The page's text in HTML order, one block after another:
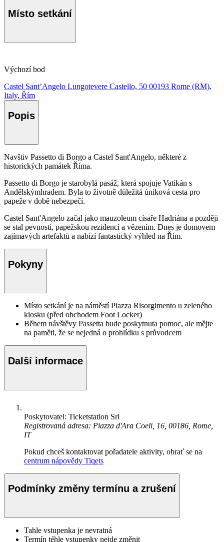
Místo setkání
Výchozí bod
Castel Sant’Angelo Lungotevere Castello, 50 00193 Rome (RM),
Italy, Řím
Popis
Navštiv Passetto di Borgo a Castel Sant'Angelo, některé z
historických památek Říma.
Passetto di Borgo je starobylá pasáž, která spojuje Vatikán s
Andělskýmhradem. Byla to životně důležitá úniková cesta pro
papeže v době nebezpečí.
Castel Sant'Angelo začal jako mauzoleum císaře Hadriána a později
se stal pevností, papežskou rezidencí a vězením. Dnes je domovem
zajímavých artefaktů a nabízí fantastický výhled na Řím.
Pokyny
Místo setkání je na náměstí Piazza Risorgimento u zeleného
kiosku (před obchodem Foot Locker)
Během návštěvy Passetta bude poskytnuta pomoc, ale mějte
na paměti, že se nejedná o prohlídku s průvodcem
Další informace
Poskytovatel: Ticketstation Srl
Registrovaná adresa: Piazza d'Ara Coeli, 16, 00186, Rome,
IT
Pokud chceš kontaktovat pořadatele aktivity, obrať se na
centrum nápovědy Tiqets
Podmínky změny termínu a zrušení
Tahle vstupenka je nevratná
Termín téhle vstupenky nejde změnit